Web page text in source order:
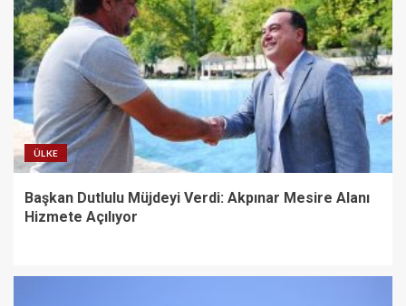
ÜLKE
Başkan Dutlulu Müjdeyi Verdi: Akpınar Mesire Alanı
Hizmete Açılıyor